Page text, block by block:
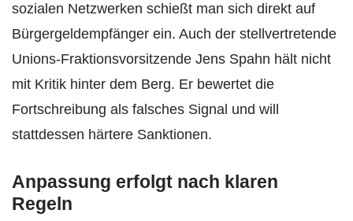
sozialen Netzwerken schießt man sich direkt auf
Bürgergeldempfänger ein. Auch der stellvertretende
Unions-Fraktionsvorsitzende Jens Spahn hält nicht
mit Kritik hinter dem Berg. Er bewertet die
Fortschreibung als falsches Signal und will
stattdessen härtere Sanktionen.
Anpassung erfolgt nach klaren
Regeln